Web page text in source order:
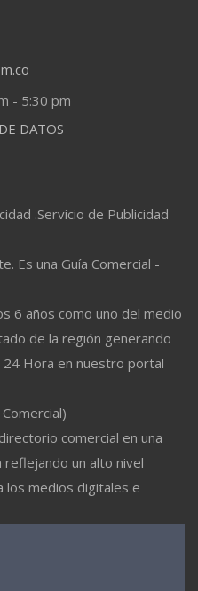
- 5:30 pm
DATOS
.Servicio de Publicidad
Es una Guía Comercial -
6 años como uno del medio
de la región generando
Hora en nuestro portal
comercial en una
reflejando un alto nivel
los medios digitales e